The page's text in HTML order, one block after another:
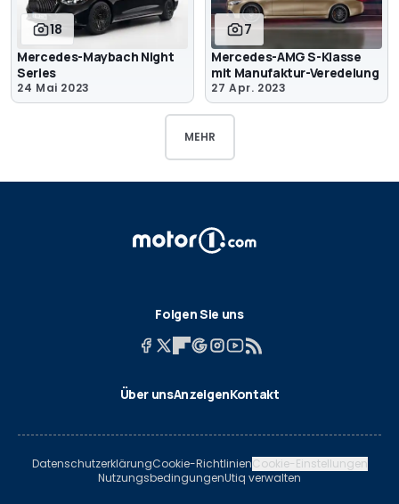
18
Mercedes-Maybach Night
Series
24 Mai 2023
7
Mercedes-AMG S-Klasse
mit Manufaktur-Veredelung
27 Apr. 2023
MEHR
Folgen Sie uns
Über unsAnzeigenKontakt
DatenschutzerklärungCookie-RichtlinienCookie-Einstellungen
NutzungsbedingungenUtiq verwalten